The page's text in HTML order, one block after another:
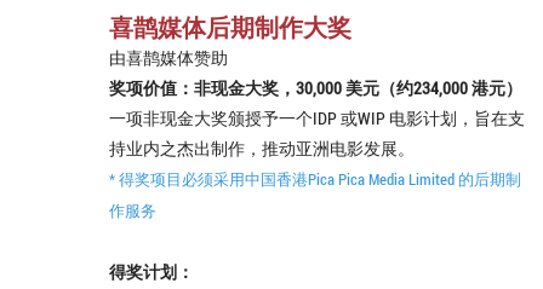
喜鹊媒体后期制作大奖
由喜鹊媒体赞助
奖项价值：非现金大奖，30,000 美元（约234,000 港元）
一项非现金大奖颁授予一个IDP 或WIP 电影计划，旨在支
持业内之杰出制作，推动亚洲电影发展。
* 得奖项目必须采用中国香港Pica Pica Media Limited 的后期制
作服务
得奖计划：